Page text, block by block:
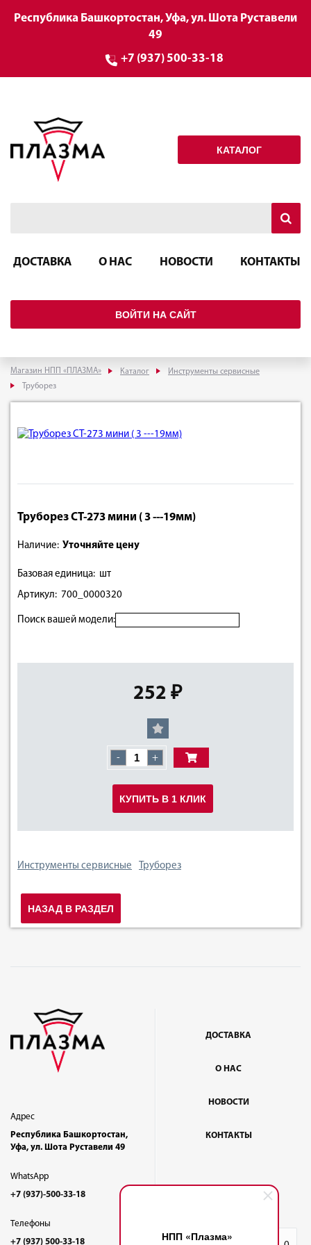
НПП «Плазма»
Республика Башкортостан, Уфа, ул. Шота Руставели
49
+7 (937) 500-33-18
КАТАЛОГ
ДОСТАВКА О НАС НОВОСТИ КОНТАКТЫ
ВОЙТИ НА САЙТ
Магазин НПП «ПЛАЗМА» Каталог
Инструменты сервисные
Труборез
Труборез СT-273 мини ( 3 ---19мм)
Наличие: Уточняйте цену
Базовая единица: шт
Артикул: 700_0000320
Поиск вашей модели:
252 ₽
- +
КУПИТЬ В 1 КЛИК
Инструменты сервисные Труборез
НАЗАД В РАЗДЕЛ
Адрес
Республика Башкортостан,
Уфа, ул. Шота Руставели 49
WhatsApp
+7 (937)-500-33-18
Телефоны
+7 (937) 500-33-18
ДОСТАВКА
О НАС
НОВОСТИ
КОНТАКТЫ